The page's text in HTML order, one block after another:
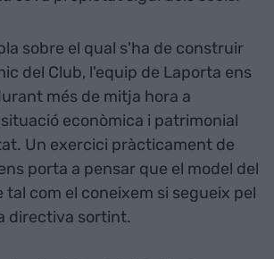
sobre el qual s'ha de construir
del Club, l'equip de Laporta ens
més de mitja hora a
econòmica i patrimonial
Un exercici pràcticament de
porta a pensar que el model del
tal com el coneixem si segueix pel
directiva sortint.